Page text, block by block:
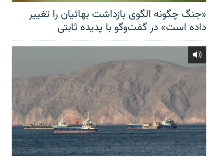
«جنگ چگونه الگوی بازداشت بهائیان را تغییر
داده است» در گفت‌وگو با پدیده ثابتی